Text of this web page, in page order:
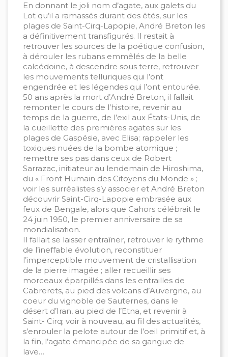
En donnant le joli nom d’agate, aux galets du
Lot qu’il a ramassés durant des étés, sur les
plages de Saint-Cirq-Lapopie, André Breton les
a définitivement transfigurés. Il restait à
retrouver les sources de la poétique confusion,
à dérouler les rubans emmêlés de la belle
calcédoine, à descendre sous terre, retrouver
les mouvements telluriques qui l’ont
engendrée et les légendes qui l’ont entourée.
50 ans après la mort d’André Breton, il fallait
remonter le cours de l’histoire, revenir au
temps de la guerre, de l’exil aux États-Unis, de
la cueillette des premières agates sur les
plages de Gaspésie, avec Elisa; rappeler les
toxiques nuées de la bombe atomique ;
remettre ses pas dans ceux de Robert
Sarrazac, initiateur au lendemain de Hiroshima,
du « Front Humain des Citoyens du Monde » ;
voir les surréalistes s’y associer et André Breton
découvrir Saint-Cirq-Lapopie embrasée aux
feux de Bengale, alors que Cahors célébrait le
24 juin 1950, le premier anniversaire de sa
mondialisation.
Il fallait se laisser entraîner, retrouver le rythme
de l’ineffable évolution, reconstituer
l’imperceptible mouvement de cristallisation
de la pierre imagée ; aller recueillir ses
morceaux éparpillés dans les entrailles de
Cabrerets, au pied des volcans d’Auvergne, au
coeur du vignoble de Sauternes, dans le
désert d’Iran, au pied de l’Etna, et revenir à
Saint- Cirq; voir à nouveau, au fil des actualités,
s’enrouler la pelote autour de l’oeil primitif et, à
la fin, l’agate émancipée de sa gangue de
lave…